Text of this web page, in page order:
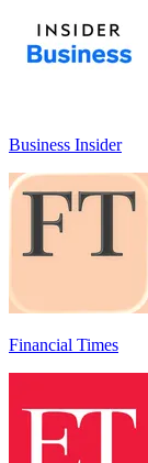
Business Insider
Financial Times